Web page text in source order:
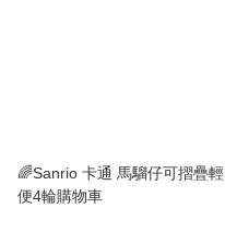
🌈Sanrio 卡通 馬騮仔可摺疊輕
便4輪購物車